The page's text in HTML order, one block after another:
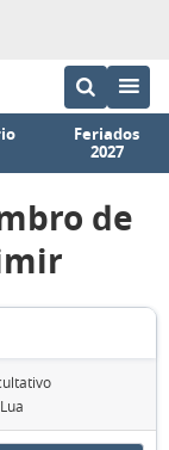
Feriados
2027
de